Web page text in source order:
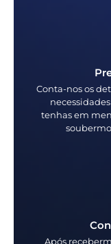
Conta-nos os
tenhas em
Após